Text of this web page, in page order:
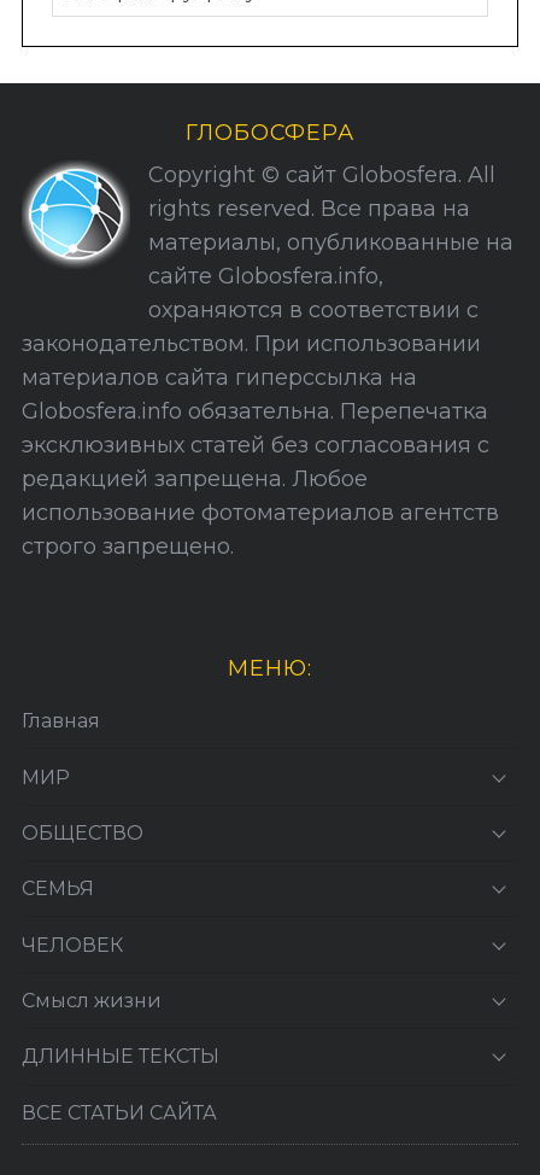
у
б
р
и
С
а
а
ГЛОБОСФЕРА
Copyright © сайт Globosfera. All
rights reserved. Все права на
материалы, опубликованные на
сайте Globosfera.info,
охраняются в соответствии с
законодательством. При использовании
материалов сайта гиперссылка на
Globosfera.info обязательна. Перепечатка
эксклюзивных статей без согласования с
редакцией запрещена. Любое
использование фотоматериалов агентств
строго запрещено.
МЕНЮ:
Главная
МИР
ОБЩЕСТВО
СЕМЬЯ
ЧЕЛОВЕК
Смысл жизни
ДЛИННЫЕ ТЕКСТЫ
ВСЕ СТАТЬИ САЙТА